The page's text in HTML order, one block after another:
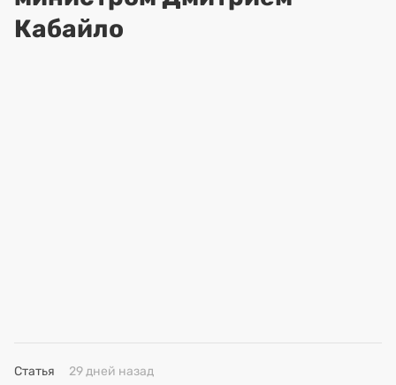
Кабайло
Статья 29 дней назад